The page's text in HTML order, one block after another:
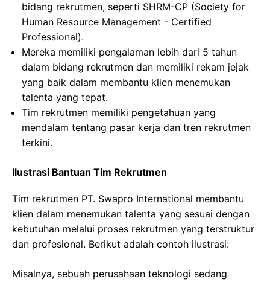
bidang rekrutmen, seperti SHRM-CP (Society for
Human Resource Management - Certified
Professional).
Mereka memiliki pengalaman lebih dari 5 tahun
dalam bidang rekrutmen dan memiliki rekam jejak
yang baik dalam membantu klien menemukan
talenta yang tepat.
Tim rekrutmen memiliki pengetahuan yang
mendalam tentang pasar kerja dan tren rekrutmen
terkini.
Ilustrasi Bantuan Tim Rekrutmen
Tim rekrutmen PT. Swapro International membantu
klien dalam menemukan talenta yang sesuai dengan
kebutuhan melalui proses rekrutmen yang terstruktur
dan profesional. Berikut adalah contoh ilustrasi:
Misalnya, sebuah perusahaan teknologi sedang